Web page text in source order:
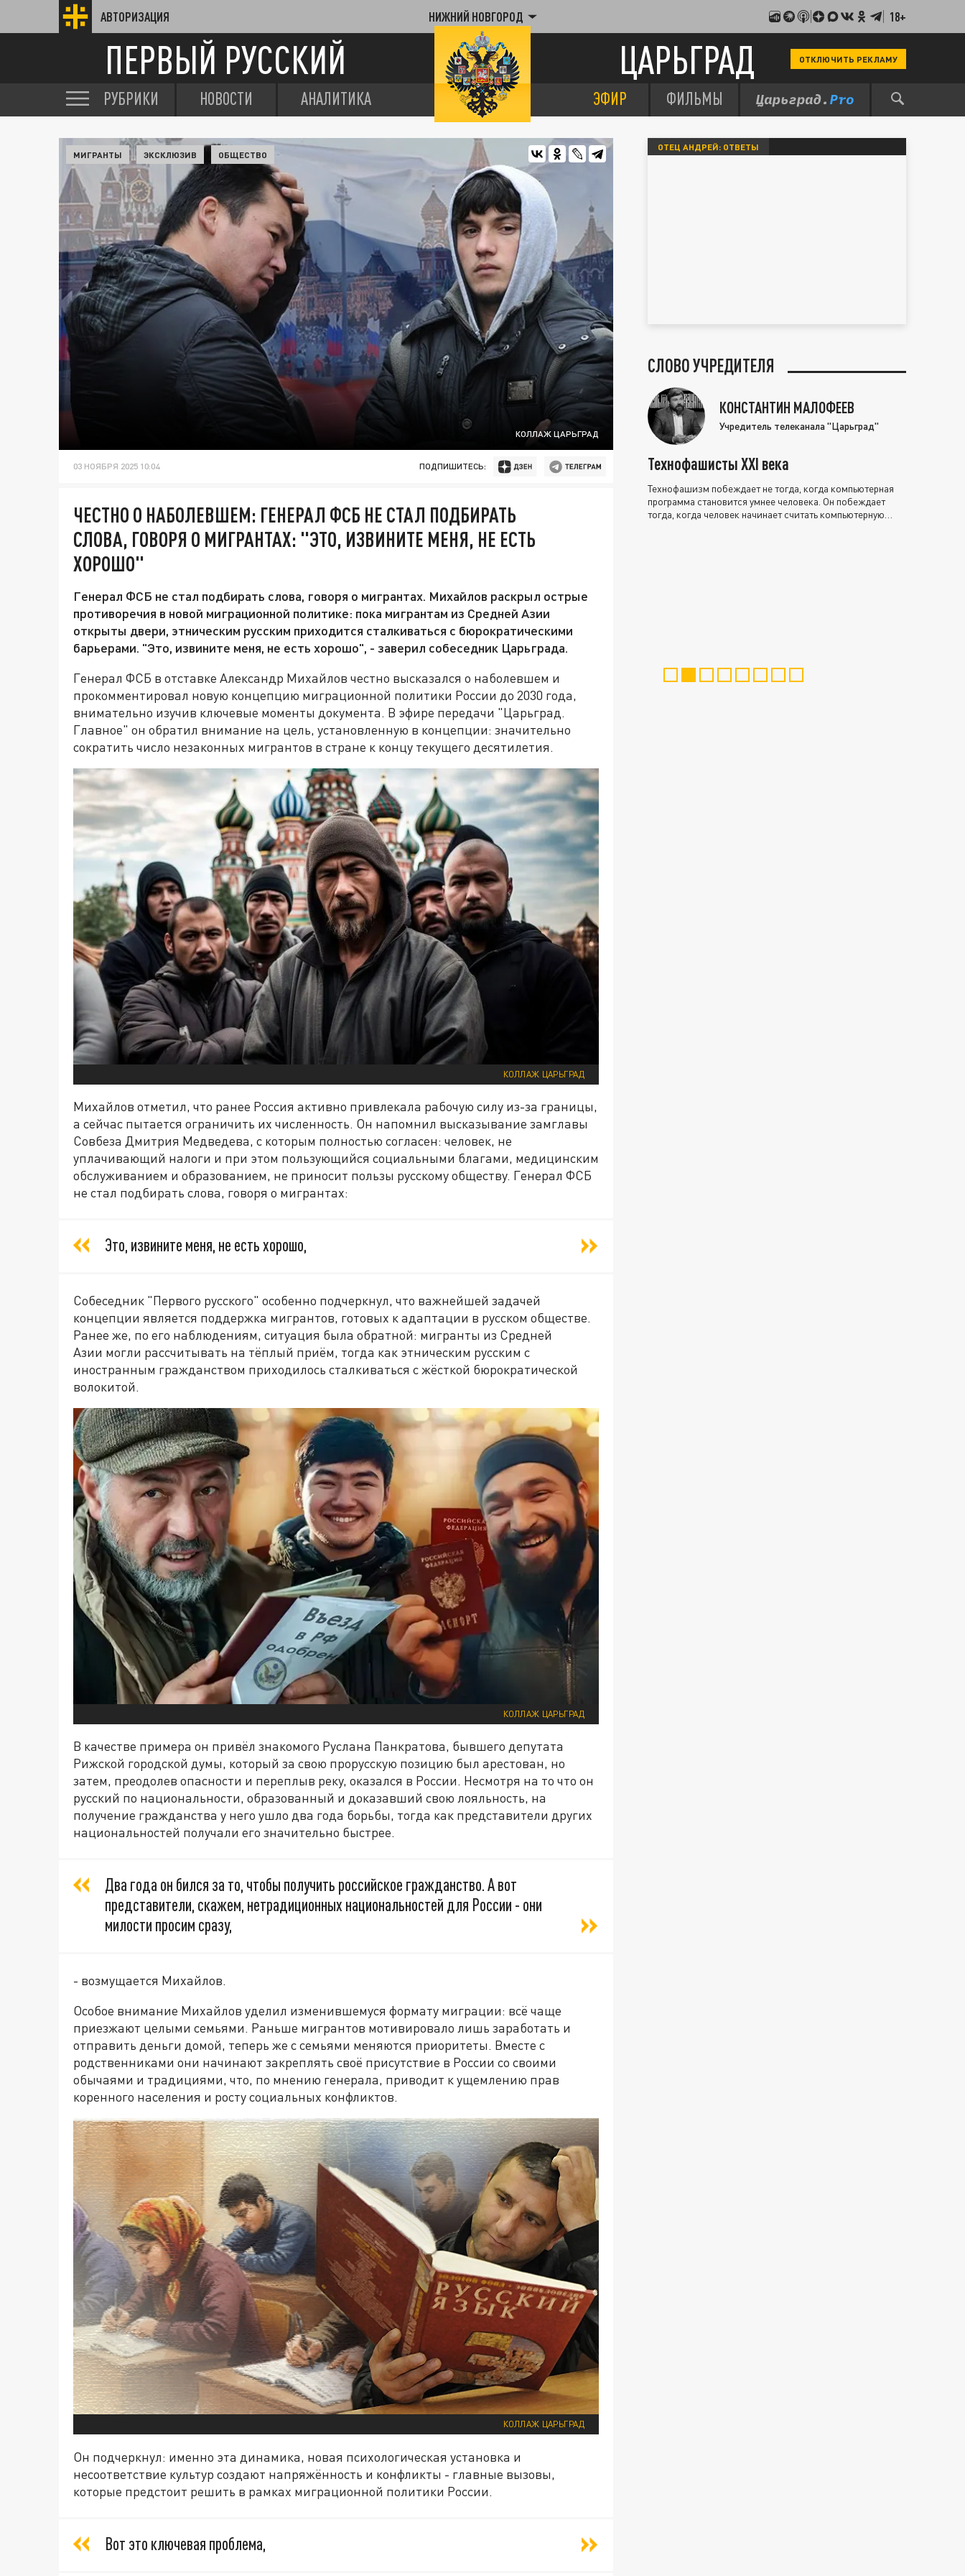
АВТОРИЗАЦИЯ НИЖНИЙ НОВГОРОД 18+
ПЕРВЫЙ РУССКИЙ ЦАРЬГРАД ОТКЛЮЧИТЬ РЕКЛАМУ
РУБРИКИ НОВОСТИ АНАЛИТИКА ЭФИР ФИЛЬМЫ
КОЛЛАЖ ЦАРЬГРАД
МИГРАНТЫ ЭКСКЛЮЗИВ ОБЩЕСТВО
03 НОЯБРЯ 2025 10:04 ПОДПИШИТЕСЬ:
ЧЕСТНО О НАБОЛЕВШЕМ: ГЕНЕРАЛ ФСБ НЕ СТАЛ ПОДБИРАТЬ
СЛОВА, ГОВОРЯ О МИГРАНТАХ: "ЭТО, ИЗВИНИТЕ МЕНЯ, НЕ ЕСТЬ
ХОРОШО"
Генерал ФСБ не стал подбирать слова, говоря о мигрантах. Михайлов раскрыл острые
противоречия в новой миграционной политике: пока мигрантам из Средней Азии
открыты двери, этническим русским приходится сталкиваться с бюрократическими
барьерами. "Это, извините меня, не есть хорошо", - заверил собеседник Царьграда.
Генерал ФСБ в отставке Александр Михайлов честно высказался о наболевшем и
прокомментировал новую концепцию миграционной политики России до 2030 года,
внимательно изучив ключевые моменты документа. В эфире передачи "Царьград.
Главное" он обратил внимание на цель, установленную в концепции: значительно
сократить число незаконных мигрантов в стране к концу текущего десятилетия.
КОЛЛАЖ ЦАРЬГРАД
Михайлов отметил, что ранее Россия активно привлекала рабочую силу из-за границы,
а сейчас пытается ограничить их численность. Он напомнил высказывание замглавы
Совбеза Дмитрия Медведева, с которым полностью согласен: человек, не
уплачивающий налоги и при этом пользующийся социальными благами, медицинским
обслуживанием и образованием, не приносит пользы русскому обществу. Генерал ФСБ
не стал подбирать слова, говоря о мигрантах:
Это, извините меня, не есть хорошо,
Собеседник "Первого русского" особенно подчеркнул, что важнейшей задачей
концепции является поддержка мигрантов, готовых к адаптации в русском обществе.
Ранее же, по его наблюдениям, ситуация была обратной: мигранты из Средней
Азии могли рассчитывать на тёплый приём, тогда как этническим русским с
иностранным гражданством приходилось сталкиваться с жёсткой бюрократической
волокитой.
КОЛЛАЖ ЦАРЬГРАД
В качестве примера он привёл знакомого Руслана Панкратова, бывшего депутата
Рижской городской думы, который за свою прорусскую позицию был арестован, но
затем, преодолев опасности и переплыв реку, оказался в России. Несмотря на то что он
русский по национальности, образованный и доказавший свою лояльность, на
получение гражданства у него ушло два года борьбы, тогда как представители других
национальностей получали его значительно быстрее.
Два года он бился за то, чтобы получить российское гражданство. А вот
представители, скажем, нетрадиционных национальностей для России - они
милости просим сразу,
- возмущается Михайлов.
Особое внимание Михайлов уделил изменившемуся формату миграции: всё чаще
приезжают целыми семьями. Раньше мигрантов мотивировало лишь заработать и
отправить деньги домой, теперь же с семьями меняются приоритеты. Вместе с
родственниками они начинают закреплять своё присутствие в России со своими
обычаями и традициями, что, по мнению генерала, приводит к ущемлению прав
коренного населения и росту социальных конфликтов.
КОЛЛАЖ ЦАРЬГРАД
Он подчеркнул: именно эта динамика, новая психологическая установка и
несоответствие культур создают напряжённость и конфликты - главные вызовы,
которые предстоит решить в рамках миграционной политики России.
Вот это ключевая проблема,
ОТЕЦ АНДРЕЙ: ОТВЕТЫ
СЛОВО УЧРЕДИТЕЛЯ
КОНСТАНТИН МАЛОФЕЕВ
Учредитель телеканала "Царьград"
Технофашисты XXI века
Технофашизм побеждает не тогда, когда компьютерная
программа становится умнее человека. Он побеждает
тогда, когда человек начинает считать компьютерную